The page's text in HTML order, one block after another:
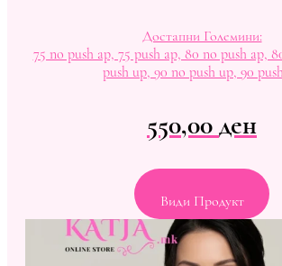
Достапни Големини:
75 no push ap, 75 push ap, 80 no push ap,
push up, 90 no push up, 90
550,00ден
Види Продукт